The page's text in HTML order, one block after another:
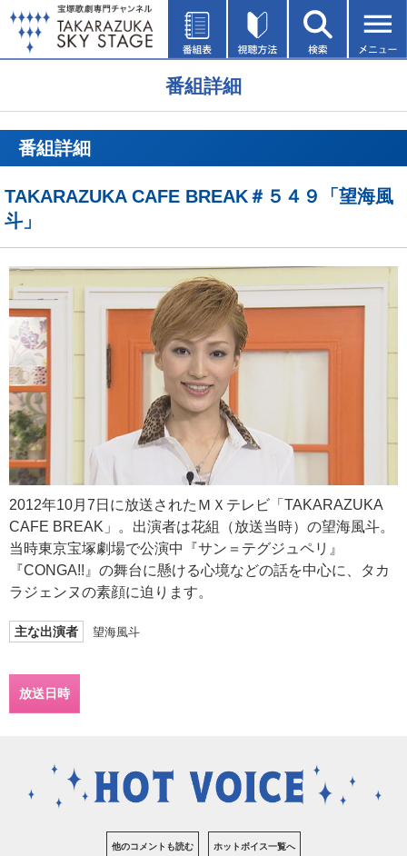
番組詳細
番組詳細
TAKARAZUKA CAFE BREAK＃５４９「望海風
斗」
2012年10月7日に放送されたＭＸテレビ「TAKARAZUKA
CAFE BREAK」。出演者は花組（放送当時）の望海風斗。
当時東京宝塚劇場で公演中『サン＝テグジュペリ』
『CONGA!!』の舞台に懸ける心境などの話を中心に、タカ
ラジェンヌの素顔に迫ります。
主な出演者 望海風斗
放送日時
他のコメントも読む ホットボイス一覧へ